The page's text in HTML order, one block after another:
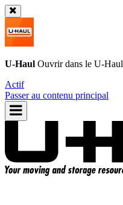
U-Haul Ouvrir dans le U-Haul
Actif
Passer au contenu principal